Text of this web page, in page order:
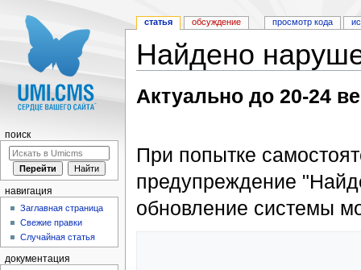
Найдено
Актуально до 20-24
При попытке
предупреждение
обновление системы
статья обсуждение просмотр кода
поиск
навигация
Заглавная страница
Свежие правки
Случайная статья
документация